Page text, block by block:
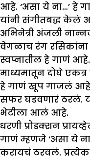
आहे. ‘असा ये ना…’ हे
यांनी संगीतबद्ध केलं
अभिनेत्री अंजली
वेगळाच रंग रसिकांना
स्वप्नातील हे गाणं आहे.
माध्यमातून दोघे
हे गाणं खूप गाजलं आहे.
सफर घडवणारं ठरलं.
भेटीला आलं आहे.
धरणी प्रोडक्शन
गाणं म्हणजे ‘असा ये
करायचं ठरवलं. प्रत्येक